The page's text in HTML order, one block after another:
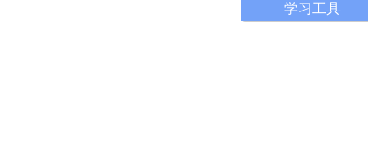
学习工具